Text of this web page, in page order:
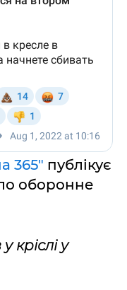
365" публікує
оборонне
кріслі у